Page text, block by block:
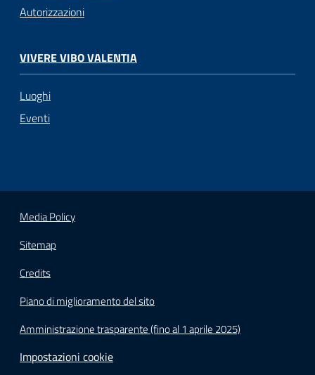
Autorizzazioni
VIVERE VIBO VALENTIA
Luoghi
Eventi
Media Policy
Sitemap
Credits
Piano di miglioramento del sito
Amministrazione trasparente (fino al 1 aprile 2025)
Impostazioni cookie